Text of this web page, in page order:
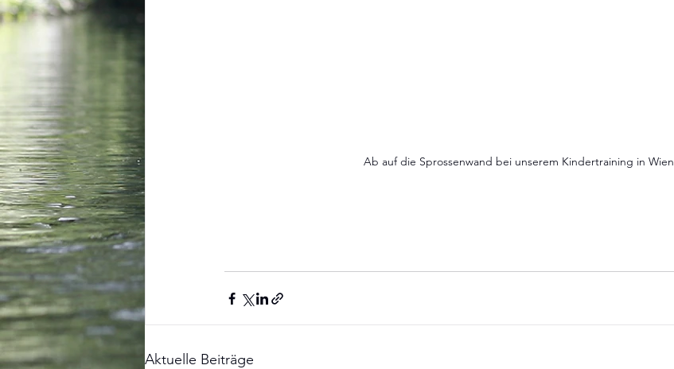
Ab auf die Sprossenwand bei unserem Kindertraining in Wien
Aktuelle Beiträge